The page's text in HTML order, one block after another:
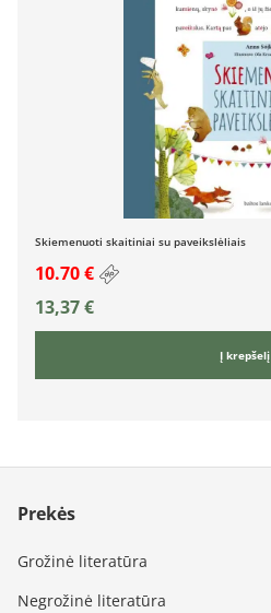
Skiemenuoti skaitiniai su paveikslėliais
10.70 €
13,37€
Į krepšelį
Prekės
Grožinė literatūra
Negrožinė literatūra